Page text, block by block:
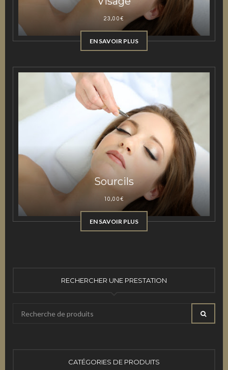
23,00€
EN SAVOIR PLUS
Sourcils
10,00€
EN SAVOIR PLUS
RECHERCHER UNE PRESTATION
CATÉGORIES DE PRODUITS